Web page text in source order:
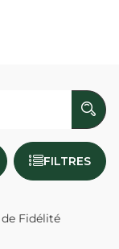
FILTRES
Fidélité